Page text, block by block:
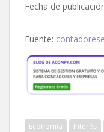
Fecha de
Fuente:
Economía Interés